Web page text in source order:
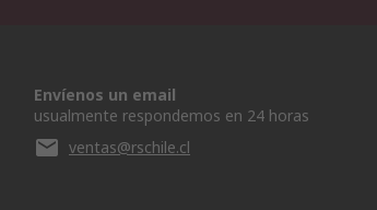
Envíenos un email
usualmente respondemos en 24 horas
ventas@rschile.cl